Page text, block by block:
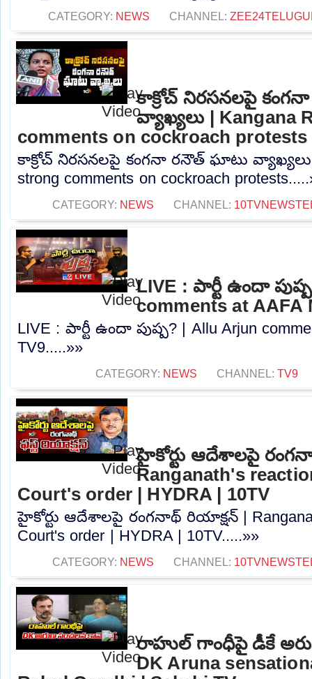
CATEGORY: NEWS CHANNEL:
కాక్రోచ్ నిరసనలపై
వ్యాఖ్యలు | Kangana
comments on cockroach protests
కాక్రోచ్ నిరసనలపై కంగనా రనౌత్ ఘాటు వ్యాఖ్యలు |
strong comments on cockroach
CATEGORY: NEWS CHANNEL:
LIVE : పార్టీ ఉందా
comments at AAFA
LIVE : పార్టీ ఉందా పుష్ప? | Allu Arjun
TV9.....»»
CATEGORY: NEWS CHANNEL: TV9
హైకోర్టు ఆదేశాలపై
Ranganath's
Court's order | HYDRA | 10TV
హైకోర్టు ఆదేశాలపై రంగనాథ్ రియాక్షన్ |
Court's order | HYDRA | 10TV.....»»
CATEGORY: NEWS CHANNEL:
రాహుల్ గాంధీపై డీకే
DK Aruna